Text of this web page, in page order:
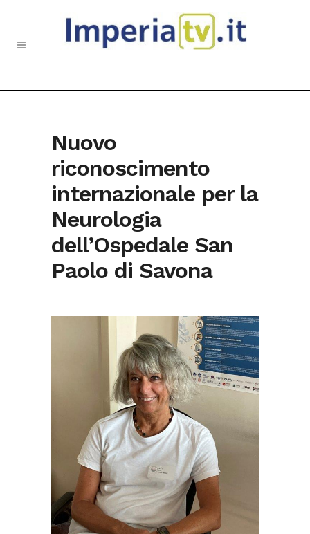
Nuovo
riconoscimento
internazionale per la
Neurologia
dell’Ospedale San
Paolo di Savona